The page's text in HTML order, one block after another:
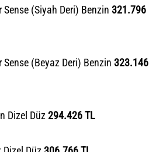
(Siyah Deri) Benzin 321.796
(Beyaz Deri) Benzin 323.146
Dizel Düz 294.426 TL